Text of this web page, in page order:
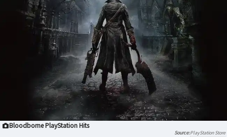
Bloodborne PlayStation Hits
PlayStation Store